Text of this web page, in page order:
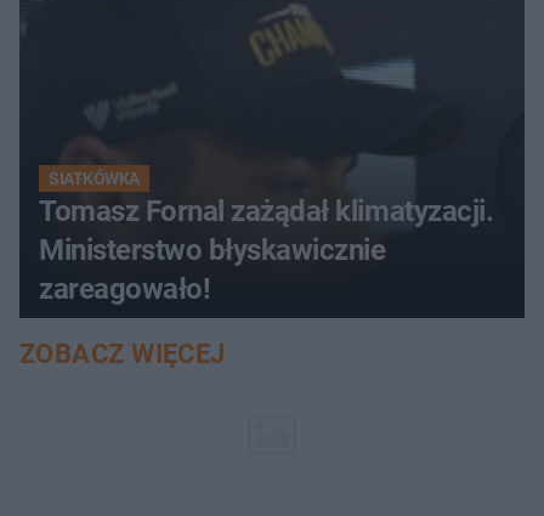
SIATKÓWKA
Tomasz Fornal zażądał klimatyzacji.
Ministerstwo błyskawicznie
zareagowało!
ZOBACZ WIĘCEJ